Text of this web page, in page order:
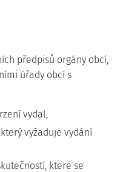
předpisů orgány obcí,
úřady obcí s
vydal,
vyžaduje vydání
které se